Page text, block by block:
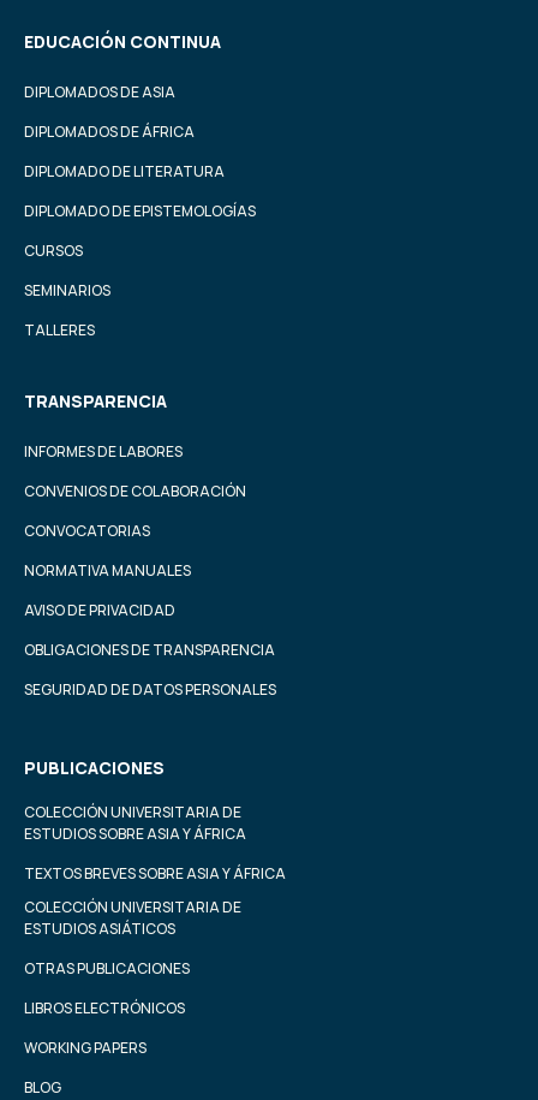
EDUCACIÓN CONTINUA
DIPLOMADOS DE ASIA
DIPLOMADOS DE ÁFRICA
DIPLOMADO DE LITERATURA
DIPLOMADO DE EPISTEMOLOGÍAS
CURSOS
SEMINARIOS
TALLERES
TRANSPARENCIA
INFORMES DE LABORES
CONVENIOS DE COLABORACIÓN
CONVOCATORIAS
NORMATIVA MANUALES
AVISO DE PRIVACIDAD
OBLIGACIONES DE TRANSPARENCIA
SEGURIDAD DE DATOS PERSONALES
PUBLICACIONES
COLECCIÓN UNIVERSITARIA DE
ESTUDIOS SOBRE ASIA Y ÁFRICA
TEXTOS BREVES SOBRE ASIA Y ÁFRICA
COLECCIÓN UNIVERSITARIA DE
ESTUDIOS ASIÁTICOS
OTRAS PUBLICACIONES
LIBROS ELECTRÓNICOS
WORKING PAPERS
BLOG